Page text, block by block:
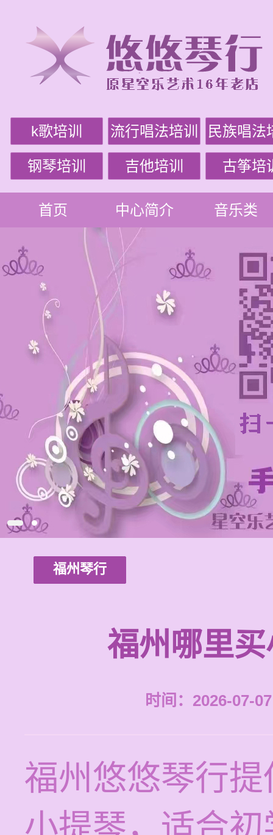
k歌培训 流行唱法培训 民族唱法
钢琴培训 吉他培训 古筝培
首页 中心简介 音乐类
福州琴行
福州哪里
时间：2026-07-
福州悠悠琴行
小提琴，适合